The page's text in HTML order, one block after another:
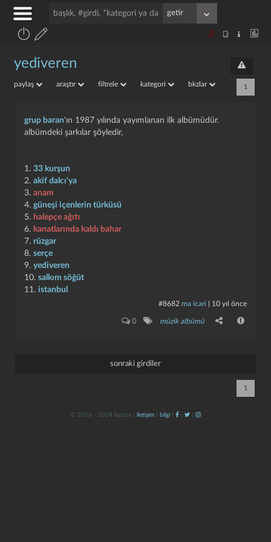
yediveren
paylaş araştır filtrele kategori bkzlar 1
grup baran'ın 1987 yılında yayımlanan ilk albümüdür.
albümdeki şarkılar şöyledir,
1. 33 kurşun
2. akif dalcı'ya
3. anam
4. güneşi içenlerin türküsü
5. halepçe ağıtı
6. kanatlarında kaldı bahar
7. rüzgar
8. serçe
9. yediveren
10. salkım söğüt
11. istanbul
#8682 ma icari 10 yıl önce
0 müzik albümü
sonraki girdiler
1
kaydet
© 2016 - 2024 kulzos | iletişim| bilgi| | |